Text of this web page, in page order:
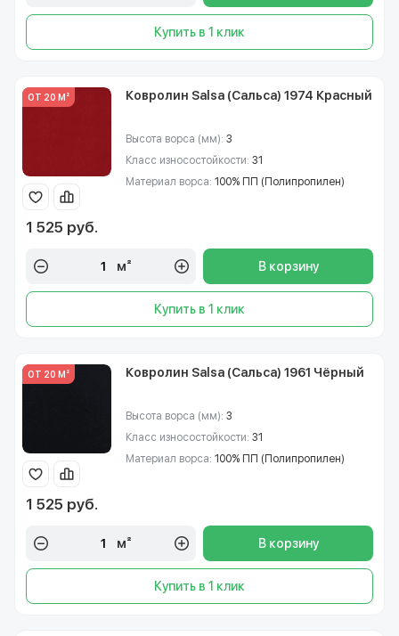
Купить в 1 клик
ОТ 20 М² Ковролин Salsa (Сальса) 1974 Красный
Высота ворса (мм): 3
Класс износостойкости: 31
Материал ворса: 100% ПП (Полипропилен)
1 525 руб.
м² В корзину
Купить в 1 клик
ОТ 20 М² Ковролин Salsa (Сальса) 1961 Чёрный
Высота ворса (мм): 3
Класс износостойкости: 31
Материал ворса: 100% ПП (Полипропилен)
1 525 руб.
м² В корзину
Купить в 1 клик